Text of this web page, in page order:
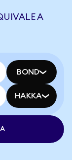
A
BOND
HAKKA